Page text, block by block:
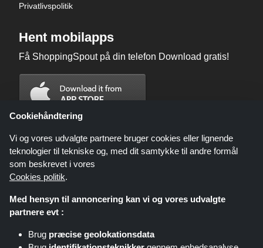
Privatlivspolitik
Hent mobilapps
Få ShoppingSpout på din telefon Download gratis!
Shoppingspout.com/dk eller dets personale er ikke involveret, når du
Cookiehåndtering
Vi og vores udvalgte partnere bruger cookies eller lignende
teknologier til tekniske og, med dit samtykke til andre formål
som beskrevet i vores
Cookies politik.
Med hensyn til annoncering kan vi og vores udvalgte
partnere evt :
Brug præcise geolokationsdata